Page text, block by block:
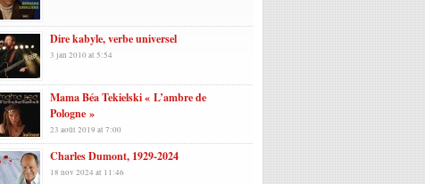
Dire kabyle, verbe universel
3 jan 2010 at 5:54
Mama Béa Tekielski « L’ambre de
Pologne »
23 août 2019 at 7:00
Charles Dumont, 1929-2024
18 nov 2024 at 11:46